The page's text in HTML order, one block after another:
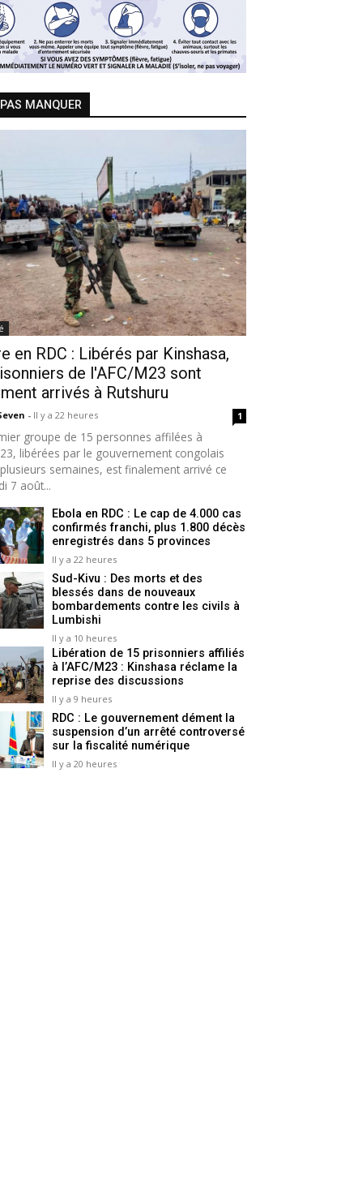
MANQUER
en RDC : Libérés par Kinshasa,
de l'AFC/M23 sont
arrivés à Rutshuru
- Il y a 22 heures 1
groupe de 15 personnes affilées à
libérées par le gouvernement congolais
semaines, est finalement arrivé ce
7 août...
Ebola en RDC : Le cap de 4.000 cas
confirmés franchi, plus 1.800 décès
enregistrés dans 5 provinces
Il y a 22 heures
Sud-Kivu : Des morts et des
blessés dans de nouveaux
bombardements contre les civils à
Lumbishi
Il y a 10 heures
Libération de 15 prisonniers affiliés
à l’AFC/M23 : Kinshasa réclame la
reprise des discussions
Il y a 9 heures
RDC : Le gouvernement dément la
suspension d’un arrêté controversé
sur la fiscalité numérique
Il y a 20 heures